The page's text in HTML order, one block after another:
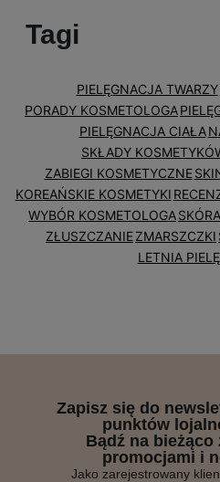
Tagi
PIELĘGNACJA TWARZY
PORADY KOSMETOLOGA
PIELĘGNACJA CIAŁA
SKŁADY
ZABIEGI KOSMETYCZNE
KOREAŃSKIE KOSMETYKI
WYBÓR KOSMETOLOGA
ZŁUSZCZANIEZMARSZCZKI
LETNIA
Zapisz się do
punktów
Bądź na
promocjami i
Jako zarejestrowany